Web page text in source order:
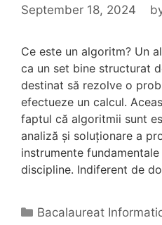
September 18, 2024
Ce este un algoritm? Un
ca un set bine structurat
destinat să rezolve o
efectueze un calcul.
faptul că algoritmii sunt
analiză și soluționare a
instrumente
discipline. Indiferent de
Categories
Bacalaureat